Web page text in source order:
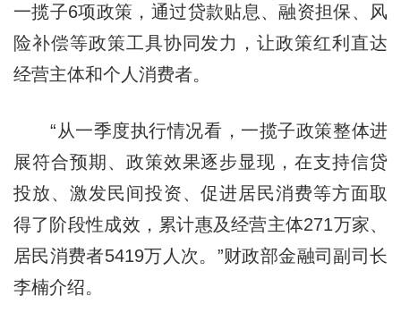
一揽子6项政策，通过贷款贴息、融资担保、风
险补偿等政策工具协同发力，让政策红利直达
经营主体和个人消费者。
“从一季度执行情况看，一揽子政策整体进
展符合预期、政策效果逐步显现，在支持信贷
投放、激发民间投资、促进居民消费等方面取
得了阶段性成效，累计惠及经营主体271万家、
居民消费者5419万人次。”财政部金融司副司长
李楠介绍。